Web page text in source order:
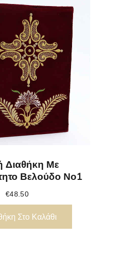
Διαθήκη Με
Βελούδο Νο1
€48.50
Στο Καλάθι